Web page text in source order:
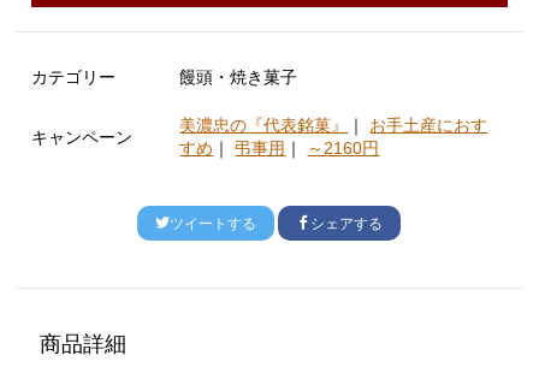
カテゴリー 饅頭・焼き菓子
キャンペーン
美濃忠の『代表銘菓』 ｜ お手土産におす
すめ ｜弔事用 ｜ ～2160円
ツイートする シェアする
商品詳細